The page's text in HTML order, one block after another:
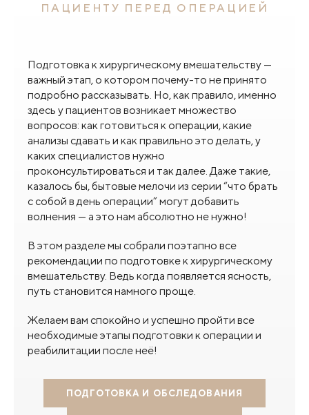
ПАЦИЕНТУ ПЕРЕД ОПЕРАЦИЕЙ
Подготовка к хирургическому вмешательству —
важный этап, о котором почему-то не принято
подробно рассказывать. Но, как правило, именно
здесь у пациентов возникает множество
вопросов: как готовиться к операции, какие
анализы сдавать и как правильно это делать, у
каких специалистов нужно
проконсультироваться и так далее. Даже такие,
казалось бы, бытовые мелочи из серии “что брать
с собой в день операции” могут добавить
волнения — а это нам абсолютно не нужно!
В этом разделе мы собрали поэтапно все
рекомендации по подготовке к хирургическому
вмешательству. Ведь когда появляется ясность,
путь становится намного проще.
Желаем вам спокойно и успешно пройти все
необходимые этапы подготовки к операции и
реабилитации после неё!
ПОДГОТОВКА И ОБСЛЕДОВАНИЯ